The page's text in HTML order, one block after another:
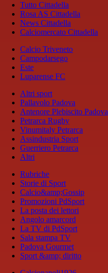
Tutto Cittadella
Rosa AS Cittadella
News Cittadella
Calciomercato Cittadella
Calcio Triveneto
Campodarsego
Este
Luparense FC
Altri sport
Pallavolo Padova
Antenore Plebiscito Padova
Petrarca Rugby
Vinumitaly Petrarca
Assindustria Sport
Guerriero Petrarca
Altri
Rubriche
Storie di Sport
Calcio&amp;Gossip
Promozioni PdSport
La posta dei lettori
Angolo amarcord
La TV di PdSport
Sala stampa TV
Padova Gourmet
Sport &amp; diritto